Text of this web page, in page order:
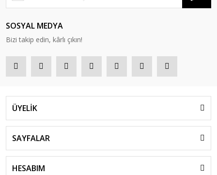
SOSYAL MEDYA
Bizi takip edin, kârlı çıkın!
ÜYELİK
SAYFALAR
HESABIM